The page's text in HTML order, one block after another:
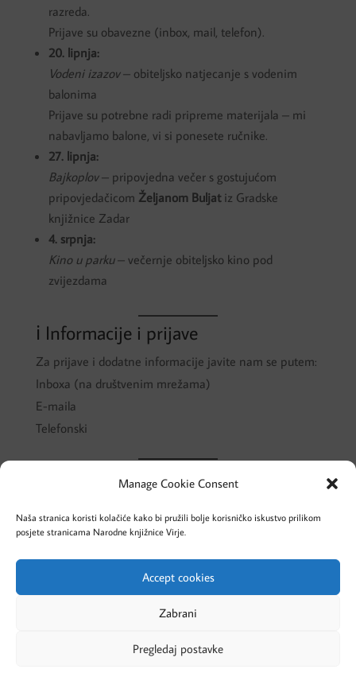
Manage Cookie Consent
Naša stranica koristi kolačiće kako bi pružili bolje korisničko iskustvo prilikom
posjete stranicama Narodne knjižnice Virje.
Accept cookies
Zabrani
Pregledaj postavke
razreda.
Prijave su obavezne (inbox, mail, telefon).
20. lipnja:
Vodeni izazov– obiteljsko natjecanje s vodenim
balonima
Prijave su potrebne radi pripreme materijala – mi
nabavljamo balone, vi si ponesete ručnike.
27. lipnja:
Bajkoplov– pripovjedna večer s gostujućom
pripovjedačicom Željanom Buljatiz Gradske
knjižnice Zadar
4. srpnja:
Kino u parku– večernje obiteljsko kino pod
zvijezdama
ℹ️ Informacije i prijave
Za prijave i dodatne informacije javite nam se putem:
Inboxa (na društvenim mrežama)
E-maila
Telefonski
Vidimo se na najzabavnijem ljetu u knjižnici!